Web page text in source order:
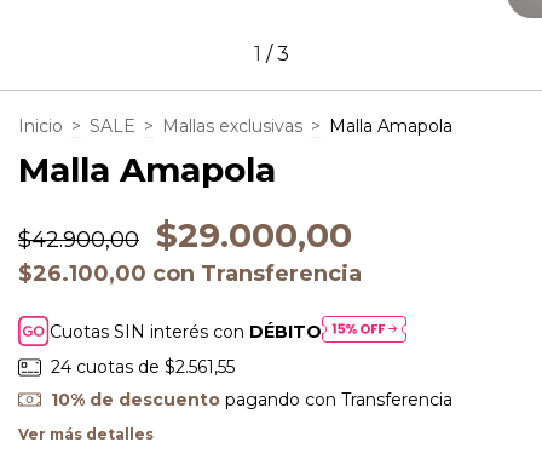
1 /3
Inicio > SALE > Mallas exclusivas > Malla Amapola
Malla Amapola
$42.900,00 $29.000,00
$26.100,00 con Transferencia
Cuotas SIN interés con DÉBITO
24 cuotas de $2.561,55
10% de descuentopagando con Transferencia
Ver más detalles